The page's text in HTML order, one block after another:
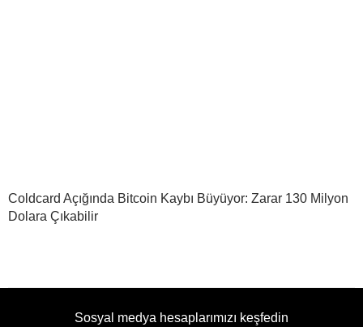
Coldcard Açığında Bitcoin Kaybı Büyüyor: Zarar 130 Milyon
Dolara Çıkabilir
Sosyal medya hesaplarımızı keşfedin